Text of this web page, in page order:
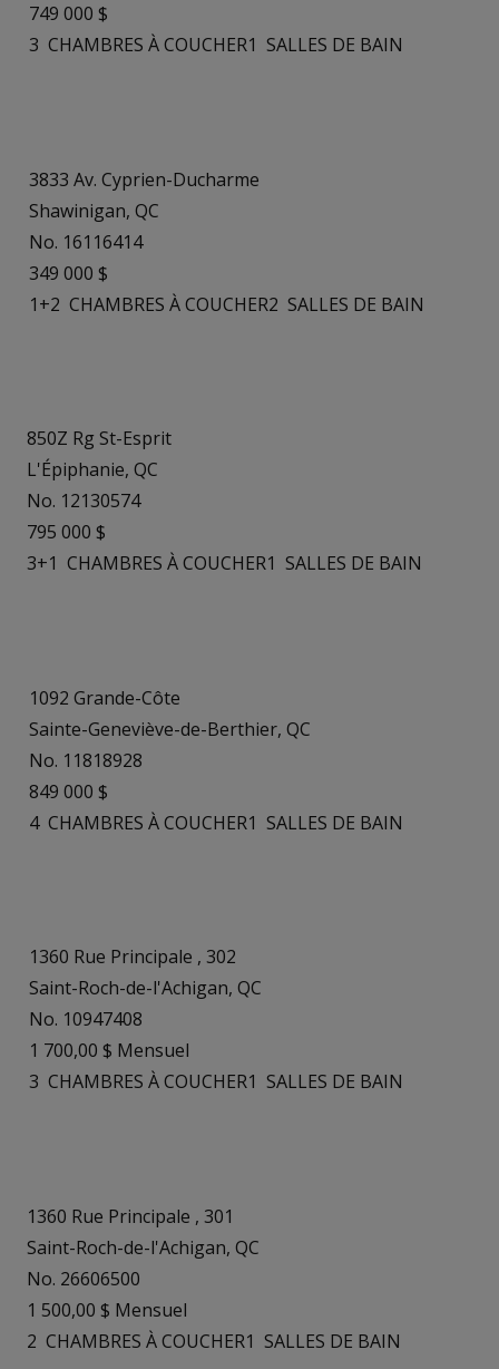
749 000 $
3 CHAMBRES À COUCHER1 SALLES DE BAIN
3833 Av. Cyprien-Ducharme
Shawinigan, QC
No. 16116414
349 000 $
1+2 CHAMBRES À COUCHER2 SALLES DE BAIN
850Z Rg St-Esprit
L'Épiphanie, QC
No. 12130574
795 000 $
3+1 CHAMBRES À COUCHER1 SALLES DE BAIN
1092 Grande-Côte
Sainte-Geneviève-de-Berthier, QC
No. 11818928
849 000 $
4 CHAMBRES À COUCHER1 SALLES DE BAIN
1360 Rue Principale , 302
Saint-Roch-de-l'Achigan, QC
No. 10947408
1 700,00 $ Mensuel
3 CHAMBRES À COUCHER1 SALLES DE BAIN
1360 Rue Principale , 301
Saint-Roch-de-l'Achigan, QC
No. 26606500
1 500,00 $ Mensuel
2 CHAMBRES À COUCHER1 SALLES DE BAIN